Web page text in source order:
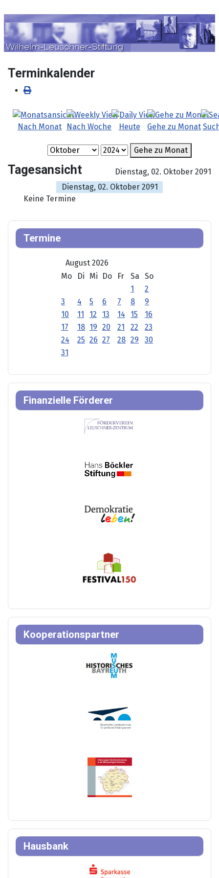
Terminkalender
Nach Monat Nach Woche Heute Gehe zu Monat
Gehe zu Monat
Tagesansicht
Dienstag, 02. Oktober 2091
Dienstag, 02. Oktober 2091
Keine Termine
Termine
August 2026
Mo
Di Mi Do Fr Sa
So
1
2
3
4 5 6 7 8
9
10
11 12 13 14 15
16
17
18 19 20 21 22
23
24
25 26 27 28 29
30
31
Finanzielle Förderer
Kooperationspartner
Hausbank